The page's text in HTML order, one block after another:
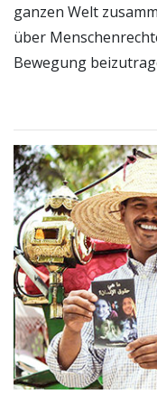
ganzen Welt
über
Bewegung